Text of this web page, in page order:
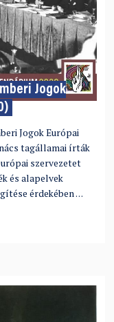
Jogok
Jogok Európai
tagállamai írták
szervezetet
és alapelvek
érdekében …